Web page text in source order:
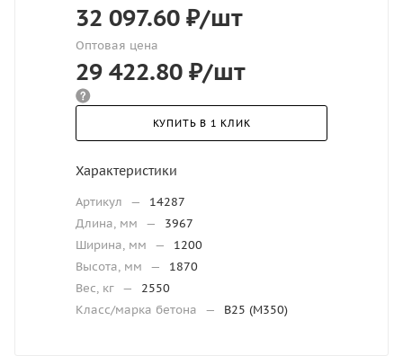
32 097.60 ₽/шт
Оптовая цена
29 422.80 ₽/шт
КУПИТЬ В 1 КЛИК
Характеристики
Артикул —
14287
Длина, мм
—
3967
Ширина, мм
—
1200
Высота, мм
—
1870
Вес, кг —
2550
Класс/марка бетона
— В25 (М350)